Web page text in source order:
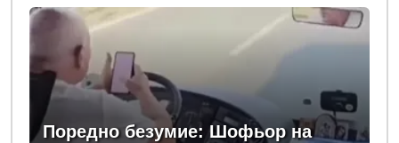
Поредно безумие: Шофьор на